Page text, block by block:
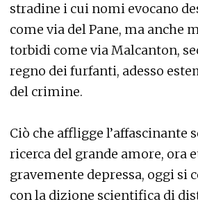
stradine i cui nomi evocano
come via del Pane, ma anche
torbidi come via Malcanton,
regno dei furfanti, adesso
del crimine.
Ciò che affligge l’affascinante
ricerca del grande amore, ora
gravemente depressa, oggi si
con la dizione scientifica di